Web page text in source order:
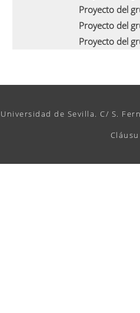
Proyecto del
Proyecto del
Proyecto del
Universidad de Sevilla. C/ S.